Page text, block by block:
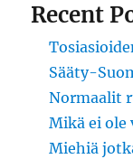
Recent
Sääty-
Normaalit
Mikä ei ole
Miehiä